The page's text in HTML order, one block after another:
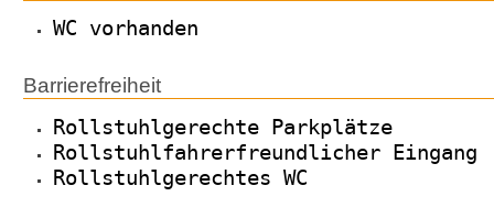
WC vorhanden
Barrierefreiheit
Rollstuhlgerechte Parkplätze
Rollstuhlfahrerfreundlicher Eingang
Rollstuhlgerechtes WC